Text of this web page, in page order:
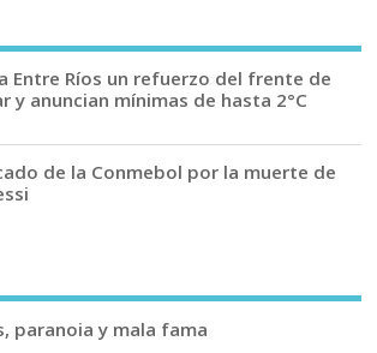
Entre Ríos un refuerzo del frente de
y anuncian mínimas de hasta 2°C
de la Conmebol por la muerte de
paranoia y mala fama